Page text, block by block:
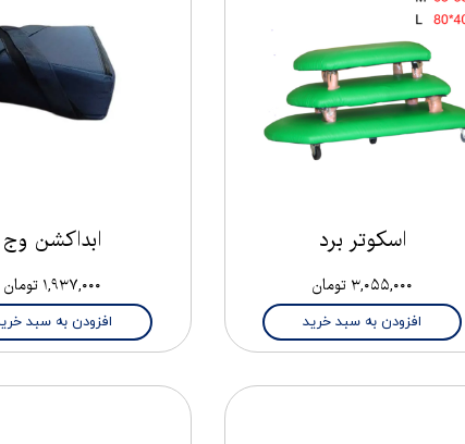
اسکوتر برد
۳,۰۵۵,۰۰۰ تومان
افزودن به سبد خرید
ابداکشن وج
۱,۹۳۷,۰۰۰ تومان
افزودن به سبد